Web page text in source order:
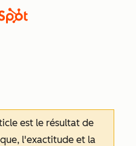
est le résultat de
l'exactitude et la